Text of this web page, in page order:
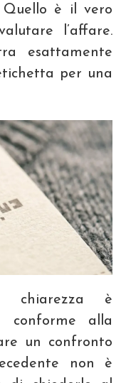
Quello è il vero
l’affare.
esattamente
per una
chiarezza è
conforme alla
un confronto
non è